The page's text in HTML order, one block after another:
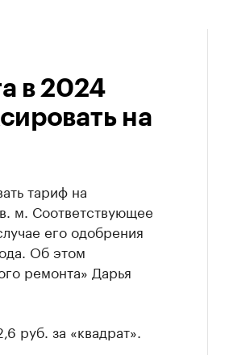
в 2024
на
тариф на
м. Соответствующее
его одобрения
Об этом
ремонта» Дарья
руб. за «квадрат».